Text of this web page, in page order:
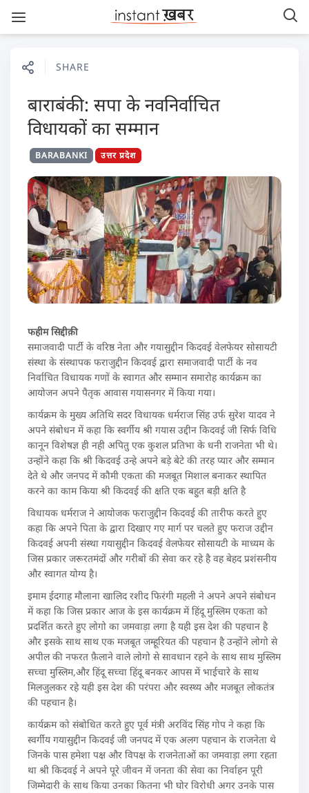
SHARE
बाराबंकी: सपा के नवनिर्वाचित
विधायकों का सम्मान
BARABANKI उत्तर प्रदेश
फहीम सिद्दीक़ी
समाजवादी पार्टी के वरिष्ठ नेता और गयासुद्दीन किदवई वेलफेयर सोसायटी
संस्था के संस्थापक फराजुद्दीन किदवई द्वारा समाजवादी पार्टी के नव
निर्वाचित विधायक गणों के स्वागत और सम्मान समारोह कार्यक्रम का
आयोजन अपने पैतृक आवास गयासनगर में किया गया।
कार्यक्रम के मुख्य अतिथि सदर विधायक धर्मराज सिंह उर्फ सुरेश यादव ने
अपने संबोधन में कहा कि स्वर्गीय श्री गयास उद्दीन किदवई जी सिर्फ विधि
कानून विशेषज्ञ ही नही अपितु एक कुशल प्रतिभा के धनी राजनेता भी थे।
उन्होंने कहा कि श्री किदवई उन्हे अपने बड़े बेटे की तरह प्यार और सम्मान
देते थे और जनपद में कौमी एकता की मजबूत मिशाल बनाकर स्थापित
करने का काम किया श्री किदवई की क्षति एक बहुत बड़ी क्षति है
विधायक धर्मराज ने आयोजक फराजुद्दीन किदवई की तारीफ करते हुए
कहा कि अपने पिता के द्वारा दिखाए गए मार्ग पर चलते हुए फराज उद्दीन
किदवई अपनी संस्था गयासुद्दीन किदवई वेलफेयर सोसायटी के माध्यम के
जिस प्रकार जरूरतमंदों और गरीबों की सेवा कर रहे है वह बेहद प्रशंसनीय
और स्वागत योग्य है।
इमाम ईदगाह मौलाना खालिद रशीद फिरंगी महली ने अपने अपने संबोधन
में कहा कि जिस प्रकार आज के इस कार्यक्रम में हिंदू मुस्लिम एकता को
प्रदर्शित करते हुए लोगो का जमवाड़ा लगा है यही इस देश की पहचान है
और इसके साथ साथ एक मजबूत जम्हूरियत की पहचान है उन्होंने लोगो से
अपील की नफरत फ़ैलाने वाले लोगो से सावधान रहने के साथ साथ मुस्लिम
सच्चा मुस्लिम,और हिंदू सच्चा हिंदू बनकर आपस में भाईचारे के साथ
मिलजुलकर रहे यही इस देश की परंपरा और स्वस्थ्य और मजबूत लोकतंत्र
की पहचान है।
कार्यक्रम को संबोधित करते हुए पूर्व मंत्री अरविंद सिंह गोप ने कहा कि
स्वर्गीय गयासुद्दीन किदवई जी जनपद में एक अलग पहचान के राजनेता थे
जिनके पास हमेशा पक्ष और विपक्ष के राजनेताओं का जमवाड़ा लगा रहता
था श्री किदवई ने अपने पूरे जीवन में जनता की सेवा का निर्वाहन पूरी
जिम्मेदारी के साथ किया उनका कितना भी घोर विरोधी अगर उनके पास